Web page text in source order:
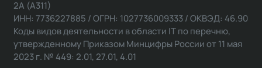
2А (А311)
ИНН: 7736227885 / ОГРН: 1027736009333 / ОКВЭД: 46.90
Коды видов деятельности в области IT по перечню,
утвержденному Приказом Минцифры России от 11 мая
2023 г. № 449: 2.01, 27.01, 4.01